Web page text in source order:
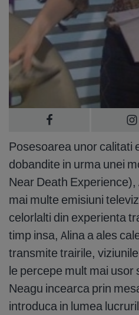
Posesoarea unor calitati
dobandite in urma unei
Near Death Experience),
mai multe emisiuni
celorlalti din experienta
timp insa, Alina a ales
transmite trairile,
le percepe mult mai usor
Neagu incearca prin
introduca in lumea